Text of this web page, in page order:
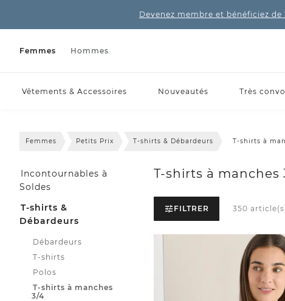
Devenez membre et bénéficiez de
Femmes Hommes
Vêtements & Accessoires Nouveautés Très
Femmes Petits Prix T-shirts & Débardeurs T-shirts à
Incontournables à
Soldes
T-shirts &
Débardeurs
Débardeurs
T-shirts
Polos
T-shirts à manches
3/4
T-shirts à manches
FILTRER 350